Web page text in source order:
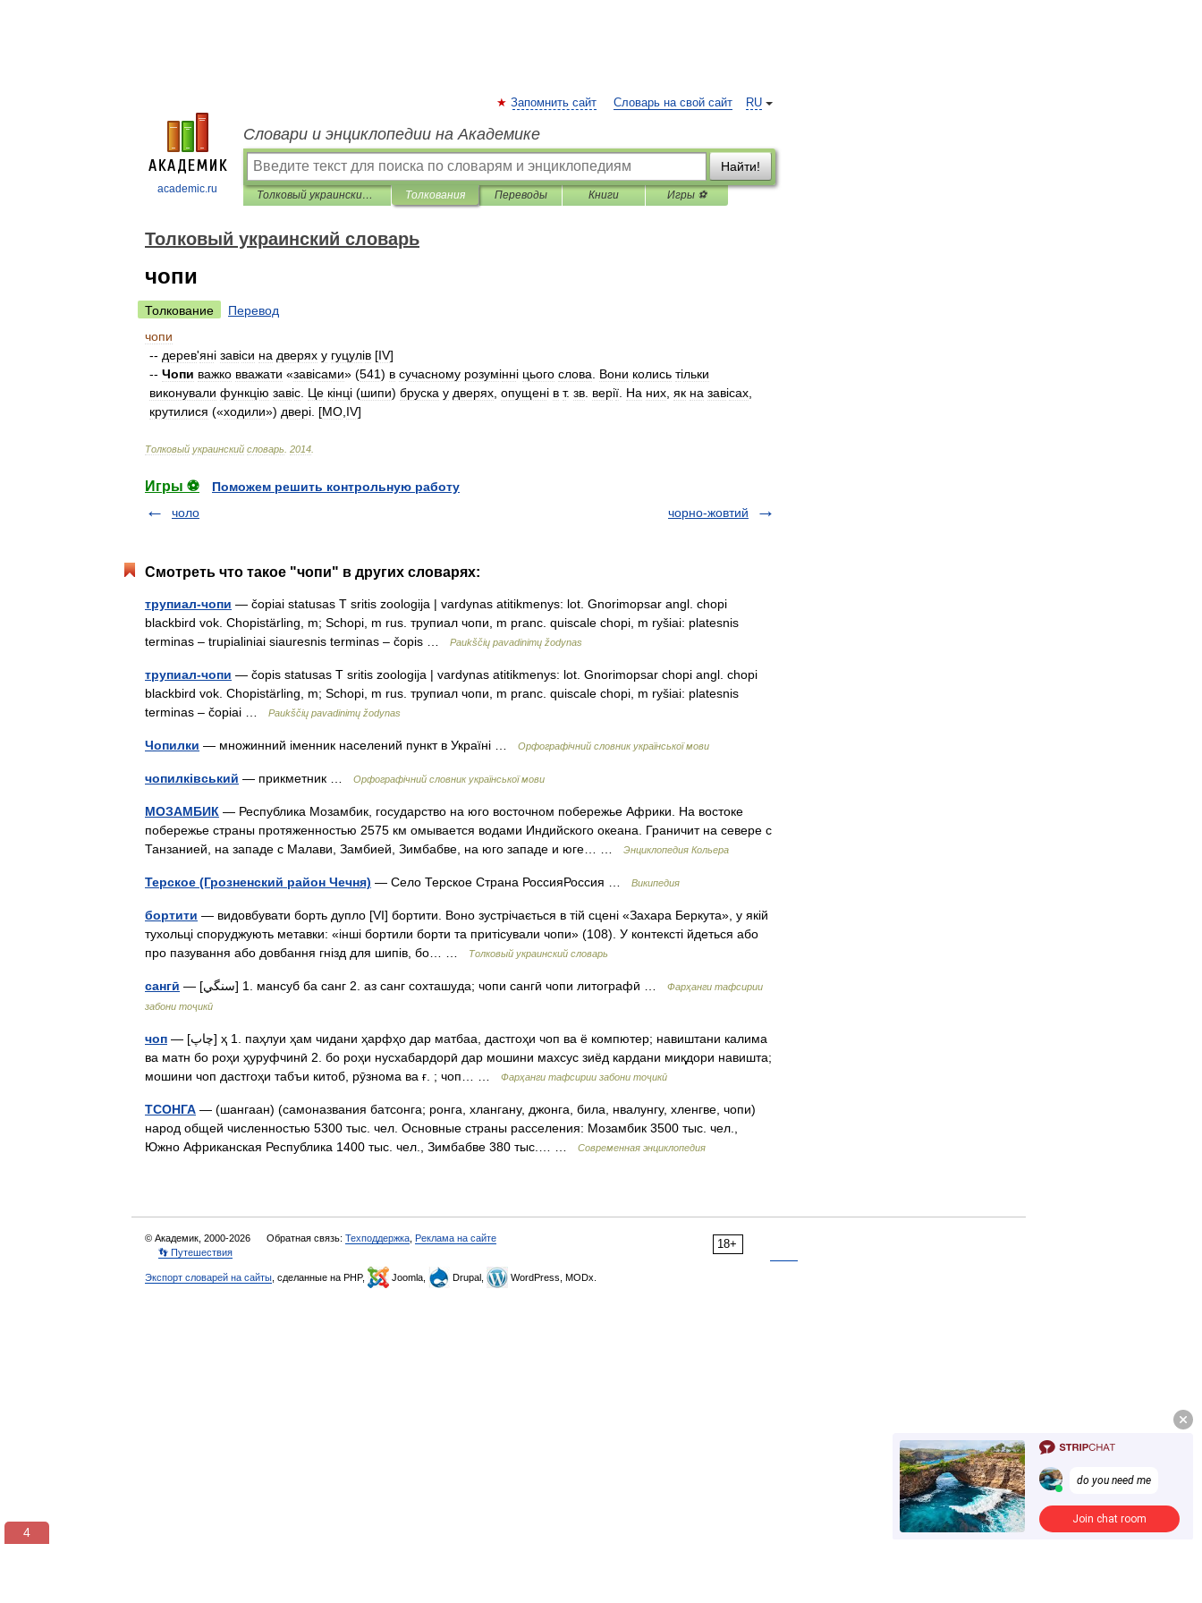
academic.ru
RU
Запомнить сайт Словарь на свой сайт
Словари и энциклопедии на Академике
Найти!
Толковый украинский словарь Толкования Переводы Книги Игры ⚽
Толковый украинский словарь
чопи
Толкование
Перевод
чопи
-- дерев'яні завіси на дверях у гуцулів [IV]
-- Чопи важко вважати «завісами» (541) в сучасному розумінні цього слова Вони колись тільки
виконували функцію завіс Це кінці (шипи) бруска у дверях опущені в т. зв верії На них як на завісах
крутилися («ходили») двері. [MО IV]
Толковый украинский словарь 2014
Игры ⚽
Поможем решить контрольную работу
чоло
чорно-жовтий
Смотреть что такое "чопи" в других словарях:
трупиал-чопи — čopiai statusas T sritis zoologija | vardynas atitikmenys: lot. Gnorimopsar angl. chopi
blackbird vok. Chopistärling, m; Schopi, m rus. трупиал чопи, m pranc. quiscale chopi, m ryšiai: platesnis
terminas – trupialiniai siauresnis terminas – čopis …
Paukščių pavadinimų žodynas
трупиал-чопи — čopis statusas T sritis zoologija | vardynas atitikmenys: lot. Gnorimopsar chopi angl. chopi
blackbird vok. Chopistärling, m; Schopi, m rus. трупиал чопи, m pranc. quiscale chopi, m ryšiai: platesnis
terminas – čopiai …
Paukščių pavadinimų žodynas
Чопилки — множинний іменник населений пункт в Україні … Орфографічний словник української мови
чопилківський — прикметник … Орфографічний словник української мови
МОЗАМБИК — Республика Мозамбик, государство на юго восточном побережье Африки. На востоке
побережье страны протяженностью 2575 км омывается водами Индийского океана. Граничит на севере с
Танзанией, на западе с Малави, Замбией, Зимбабве, на юго западе и юге… …
Энциклопедия Кольера
Терское (Грозненский район Чечня) — Село Терское Страна РоссияРоссия … Википедия
бортити — видовбувати борть дупло [VI] бортити. Воно зустрічається в тій сцені «Захара Беркута», у якій
тухольці споруджують метавки: «інші бортили борти та притісували чопи» (108). У контексті йдеться або
про пазування або довбання гнізд для шипів, бо… …
Толковый украинский словарь
сангӣ — [سنگي] 1. мансуб ба санг 2. аз санг сохташуда; чопи сангӣ чопи литографӣ …
Фарҳанги тафсирии
забони тоҷикӣ
чоп — [چاپ] ҳ 1. паҳлуи ҳам чидани ҳарфҳо дар матбаа, дастгоҳи чоп ва ё компютер; навиштани калима
ва матн бо роҳи ҳуруфчинӣ 2. бо роҳи нусхабардорӣ дар мошини махсус зиёд кардани миқдори навишта;
мошини чоп дастгоҳи табъи китоб, рӯзнома ва ғ. ; чоп… …
Фарҳанги тафсирии забони тоҷикӣ
ТСОНГА — (шангаан) (самоназвания батсонга; ронга, хлангану, джонга, била, нвалунгу, хленгве, чопи)
народ общей численностью 5300 тыс. чел. Основные страны расселения: Мозамбик 3500 тыс. чел.,
Южно Африканская Республика 1400 тыс. чел., Зимбабве 380 тыс.… …
Современная энциклопедия
18+
© Академик, 2000-2026 Обратная связь: Техподдержка Реклама на сайте
👣 Путешествия
Экспорт словарей на сайты , сделанные на PHP, Joomla, Drupal, WordPress, MODx.
3